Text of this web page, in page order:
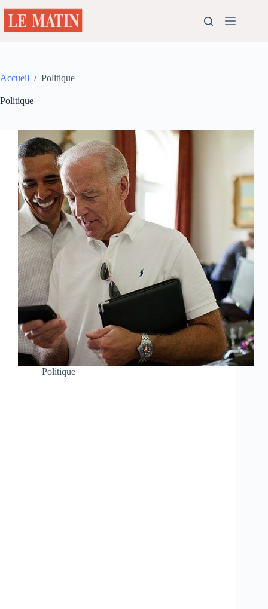
au
contenu
Accueil / Politique
Politique
Politique